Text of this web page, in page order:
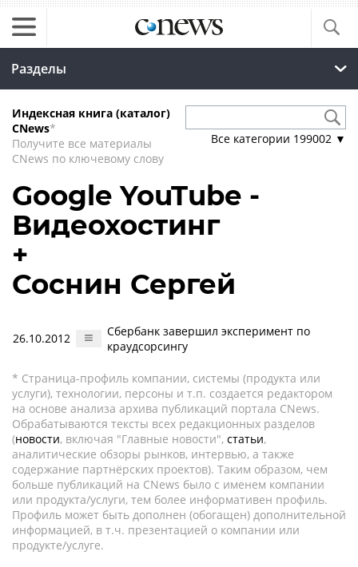
Разделы
Индексная книга (каталог)
CNews*
Получите все материалы
CNews по ключевому слову
Все категории 199002 ▼
Google YouTube -
Видеохостинг
+
Соснин Сергей
26.10.2012
Сбербанк завершил эксперимент по
краудсорсингу
* Страница-профиль компании, системы (продукта или
услуги), технологии, персоны и т.п. создается редактором
на основе анализа архива публикаций портала CNews.
Обрабатываются тексты всех редакционных разделов
(новости, включая "Главные новости", статьи,
аналитические обзоры рынков, интервью, а также
содержание партнёрских проектов). Таким образом, чем
больше публикаций на CNews было с именем компании
или продукта/услуги, тем более информативен профиль.
Профиль может быть дополнен (обогащен) дополнительной
информацией, в т.ч. презентацией о компании или
продукте/услуге.